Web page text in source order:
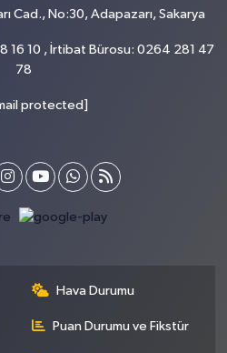
Cad., No:30, Adapazarı, Sakarya
16 10 , İrtibat Bürosu: 0264 281 47
78
protected]
Hava Durumu
Puan Durumu ve Fikstür